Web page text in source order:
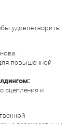
удовлетворить
повышенной
сцепления и